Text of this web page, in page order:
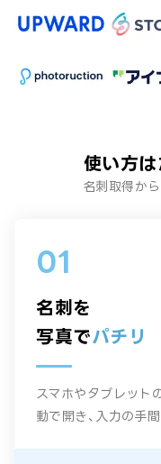
使い方
名刺取得から
01
名刺を
写真でパチリ
スマホやタブレット
動で開き、入力の手間